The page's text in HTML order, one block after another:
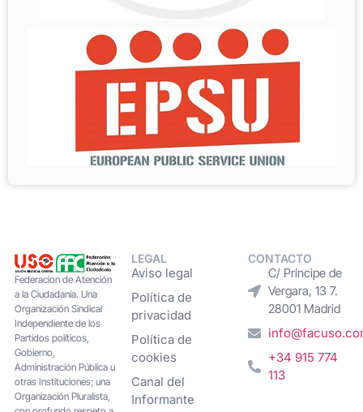
Federacion de Atención
a la Ciudadanía. Una
Organización Sindical
Independiente de los
Partidos políticos,
Gobierno,
Administración Pública u
otras Instituciones; una
Organización Pluralista,
LEGAL
Aviso legal
Política de
privacidad
Política de
cookies
Canal del
Informante
CONTACTO
C/ Príncipe de
Vergara, 13 7.
28001 Madrid
+34 915 774
113